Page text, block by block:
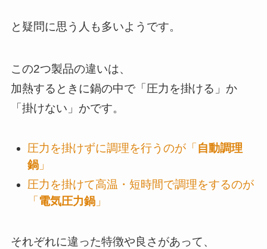
と疑問に思う人も多いようです。
この2つ製品の違いは、
加熱するときに鍋の中で「圧力を掛ける」か
「掛けない」かです。
圧力を掛けずに調理を行うのが「 自動調理
鍋 」
圧力を掛けて高温・短時間で調理をするのが
「電気圧力鍋 」
それぞれに違った特徴や良さがあって、